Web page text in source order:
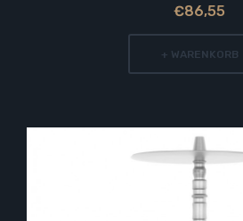
€86,55
+ WARENKORB